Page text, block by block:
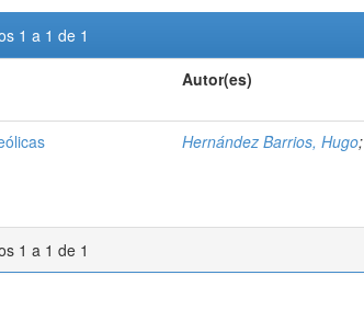
1 a 1 de 1
Autor(es)
Hernández Barrios, Hugo;
1 a 1 de 1